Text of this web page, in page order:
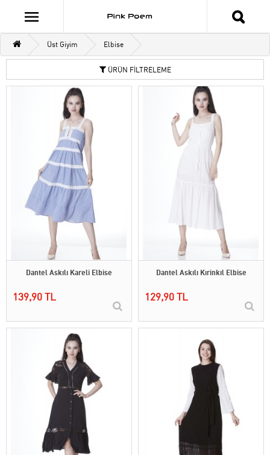
Üst Giyim Elbise
ÜRÜN FİLTRELEME
Dantel Askılı Kareli Elbise
139,90 TL
Dantel Askılı Kırinkıl Elbise
129,90 TL